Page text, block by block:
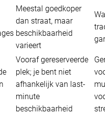
Meestal goedkoper
dan straat, maar
beschikbaarheid
varieert
Vooraf gereserveerde
plek; je bent niet
afhankelijk van last-
minute
beschikbaarheid